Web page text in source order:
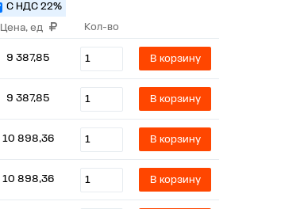
Цена, ед
С НДС 22%
Кол-во
9 387,85 В корзину
9 387,85 В корзину
10 898,36 В корзину
10 898,36 В корзину